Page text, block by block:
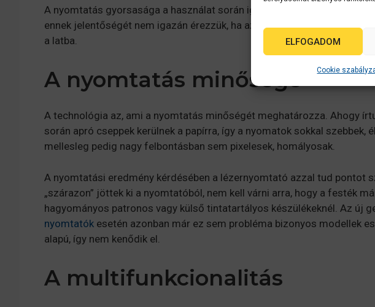
ELFOGADOM
Cookie
A nyomtatás gyorsasága a használat során igen fontos. Ha csupán
ennek jelentőségét nem igazán érezzük, ha azonban többszáz,
a latba.
A nyomtatás minősége
A technológia az, ami a nyomtatás minőségét meghatározza. Ahogy
során apró cseppek kerülnek a papírra, így a nyomatok sokkal szebbek,
mellesleg pedig nagy felbontásban sem pixelesek, homályosak.
A nyomtatási eredmény kérdésében a lézernyomtató azzal tud pontot
„szárazon” jöttek ki a nyomtatóból, nem kell várni arra, hogy a festék
hagyományos patronos vagy külső tintatartályos készülékeknél. Az új
nyomtatók esetén azonban már ez sem probléma bizonyos modellek
alapú, így nem kenődik el.
A multifunkcionalitás